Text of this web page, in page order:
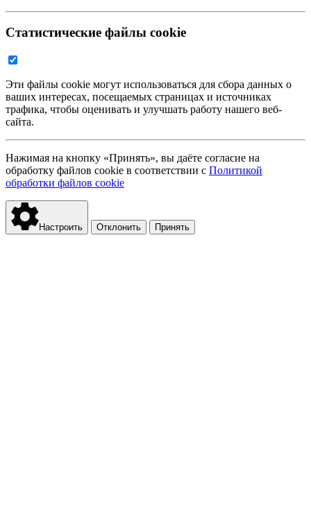
Статистические файлы cookie
Эти файлы cookie могут использоваться для сбора данных о
ваших интересах, посещаемых страницах и источниках
трафика, чтобы оценивать и улучшать работу нашего веб-
сайта.
Нажимая на кнопку «Принять», вы даёте согласие на
обработку файлов cookie в соответствии с Политикой
обработки файлов cookie
Настроить Отклонить Принять